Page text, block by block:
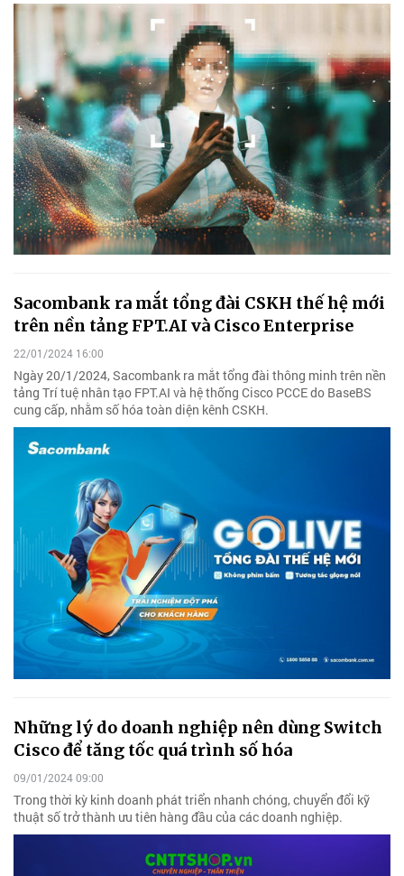
Sacombank ra mắt tổng đài CSKH thế hệ mới
trên nền tảng FPT.AI và Cisco Enterprise
22/01/2024 16:00
Ngày 20/1/2024, Sacombank ra mắt tổng đài thông minh trên nền
tảng Trí tuệ nhân tạo FPT.AI và hệ thống Cisco PCCE do BaseBS
cung cấp, nhằm số hóa toàn diện kênh CSKH.
Những lý do doanh nghiệp nên dùng Switch
Cisco để tăng tốc quá trình số hóa
09/01/2024 09:00
Trong thời kỳ kinh doanh phát triển nhanh chóng, chuyển đổi kỹ
thuật số trở thành ưu tiên hàng đầu của các doanh nghiệp.